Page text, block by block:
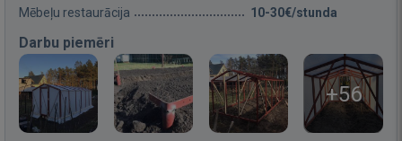
Mēbeļu restaurācija 10-30€/stunda
Darbu piemēri
+56